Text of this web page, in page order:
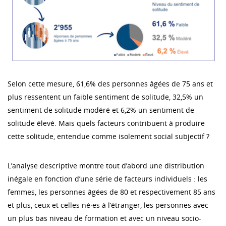
Selon cette mesure, 61,6% des personnes âgées de 75 ans et
plus ressentent un faible sentiment de solitude, 32,5% un
sentiment de solitude modéré et 6,2% un sentiment de
solitude élevé. Mais quels facteurs contribuent à produire
cette solitude, entendue comme isolement social subjectif ?
L’analyse descriptive montre tout d’abord une distribution
inégale en fonction d’une série de facteurs individuels : les
femmes, les personnes âgées de 80 et respectivement 85 ans
et plus, ceux et celles né·es à l’étranger, les personnes avec
un plus bas niveau de formation et avec un niveau socio-